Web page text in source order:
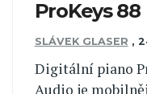
ProKeys 88
SLÁVEK GLASER ,
Digitální piano
Audio je